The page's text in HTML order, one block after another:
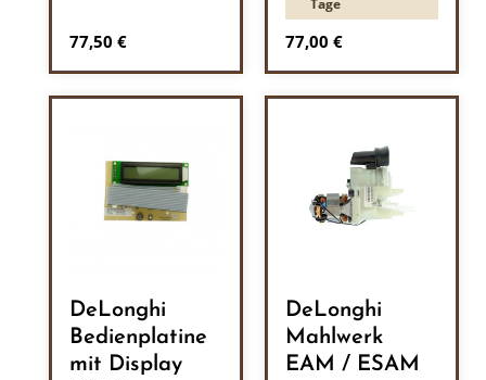
Regulärer Preis:
77,50 €
Tage
Regulärer Preis:
77,00 €
DeLonghi
Bedienplatine
mit Display
DeLonghi
Mahlwerk
EAM / ESAM